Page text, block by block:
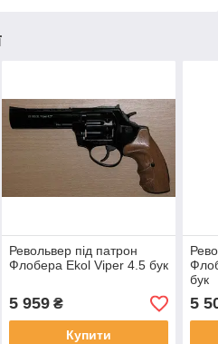
Револьвер під патрон
Флобера Ekol Viper 4.5 бук
5 959₴
Купити
бук
5